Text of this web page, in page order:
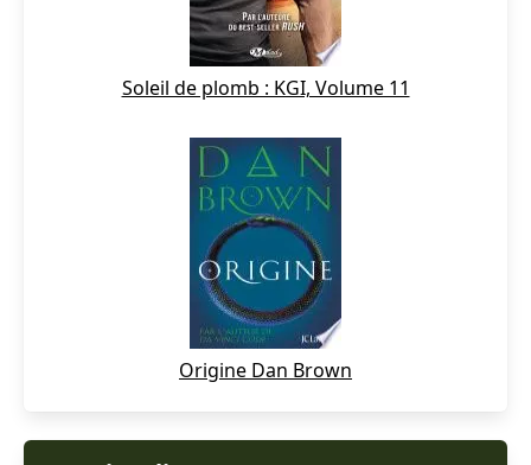
Soleil de plomb : KGI, Volume 11
Origine Dan Brown